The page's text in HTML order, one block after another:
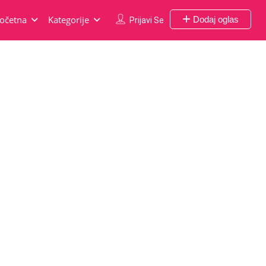
Prijavi Se Dodaj oglas
Kategorije